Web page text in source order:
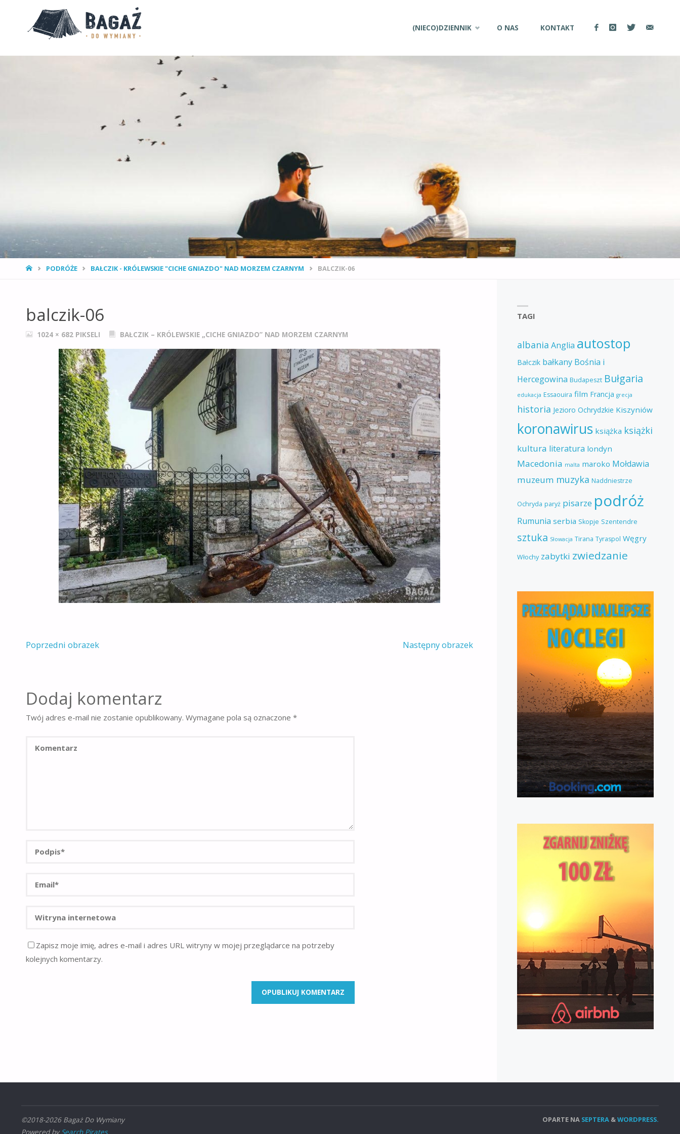
(NIECO)DZIENNIK O NAS KONTAKT
STRONA
PODRÓŻE BAŁCZIK - KRÓLEWSKIE "CICHE GNIAZDO" NAD MORZEM CZARNYM BALCZIK-06
balczik-06
PEŁNY1024 × 682 PIKSELI BAŁCZIK – KRÓLEWSKIE „CICHE GNIAZDO” NAD MORZEM CZARNYM
Poprzedni obrazek Następny obrazek
Dodaj komentarz
Twój adres e-mail nie zostanie opublikowany. Wymagane pola są oznaczone*
Zapisz moje imię, adres e-mail i adres URL witryny w mojej przeglądarce na potrzeby
kolejnych komentarzy.
TAGI
albania Anglia autostop
Bałczik bałkany Bośnia i
Hercegowina Budapeszt Bułgaria
edukacja Essaouira film Francja grecja
historia Jezioro Ochrydzkie Kiszyniów
koronawirus książka książki
kultura literatura londyn
Macedonia malta maroko Mołdawia
muzeum muzyka Naddniestrze
Ochryda paryż pisarze podróż
Rumunia serbia Skopje Szentendre
sztuka Słowacja Tirana Tyraspol Węgry
Włochy zabytki zwiedzanie
©2018-2026 Bagaż Do Wymiany
Powered by Search Pirates
OPARTE NA SEPTERA &WORDPRESS.